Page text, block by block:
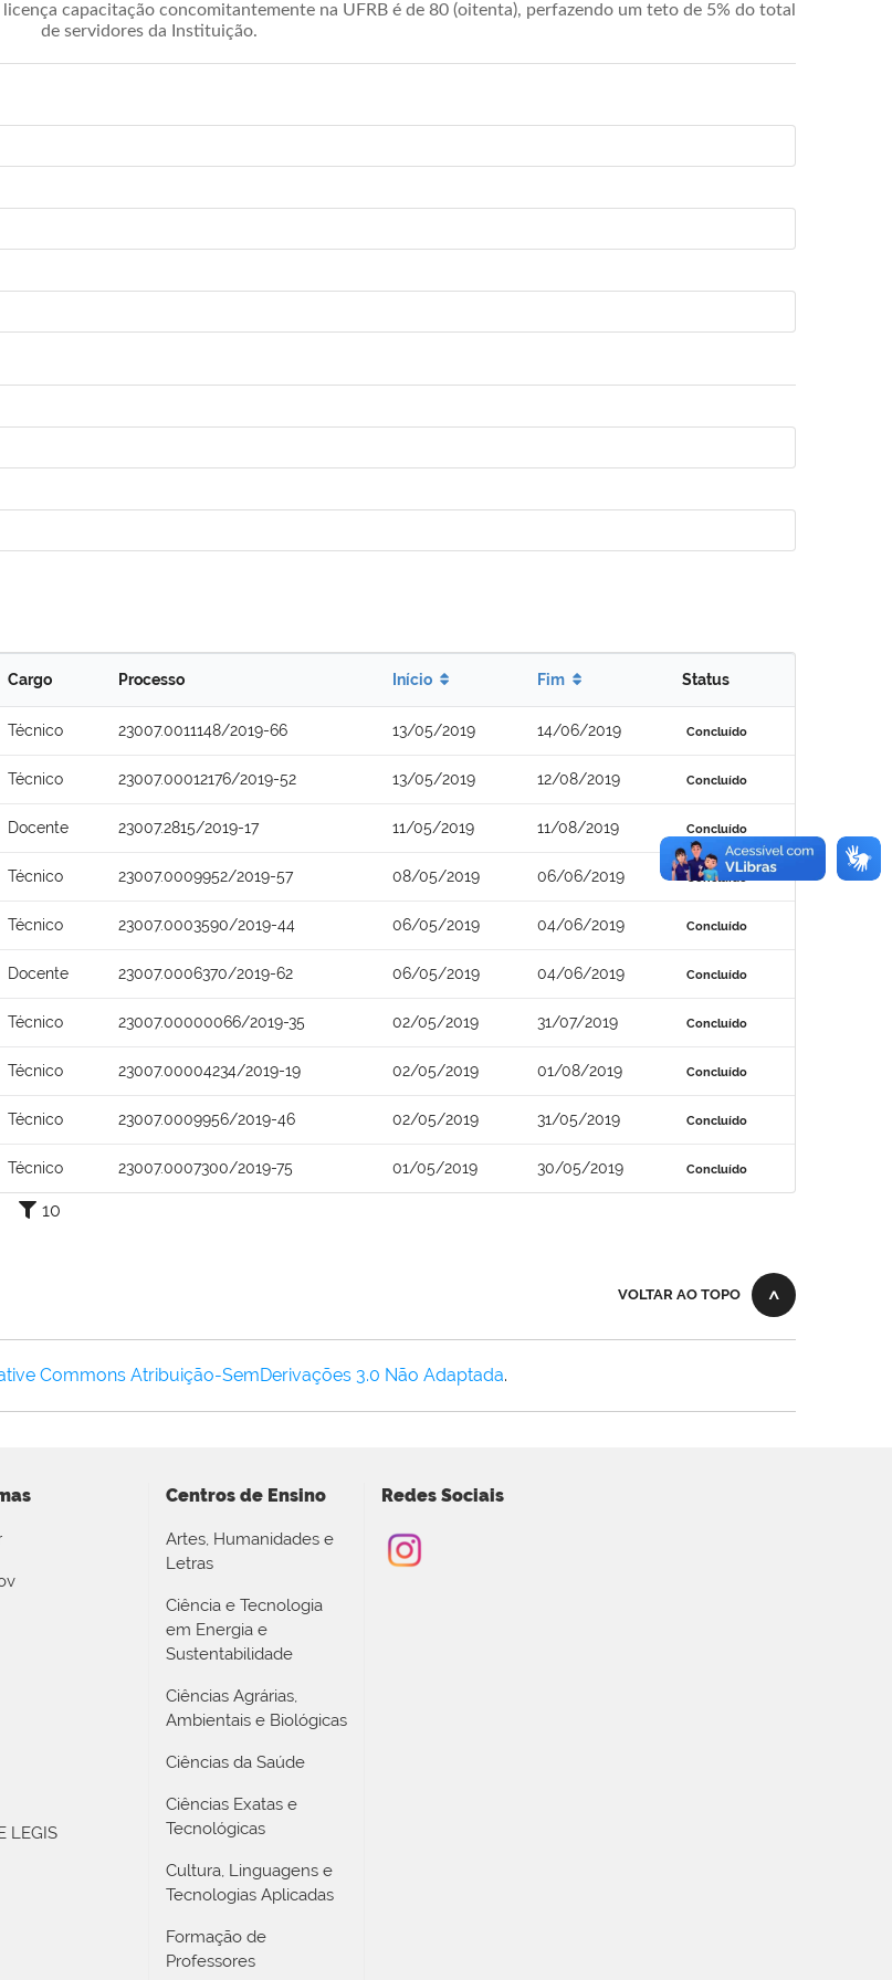
capacitação concomitantemente na UFRB é de 80 (oitenta), perfazendo um teto de 5% do total
de servidores da Instituição.
Cargo Processo Início Fim Status
Técnico 23007.0011148/2019-66 13/05/2019 14/06/2019 Concluído
Técnico 23007.00012176/2019-52 13/05/2019 12/08/2019 Concluído
Docente 23007.2815/2019-17 11/05/2019 11/08/2019 Concluído
Técnico 23007.0009952/2019-57 08/05/2019 06/06/2019 Concluído
Técnico 23007.0003590/2019-44 06/05/2019 04/06/2019 Concluído
Docente 23007.0006370/2019-62 06/05/2019 04/06/2019 Concluído
Técnico 23007.00000066/2019-35 02/05/2019 31/07/2019 Concluído
Técnico 23007.00004234/2019-19 02/05/2019 01/08/2019 Concluído
Técnico 23007.0009956/2019-46 02/05/2019 31/05/2019 Concluído
Técnico 23007.0007300/2019-75 01/05/2019 30/05/2019 Concluído
10
VOLTAR AO TOPO
Commons Atribuição-SemDerivações 3.0 Não Adaptada.
LEGIS
Centros de Ensino
Artes, Humanidades e
Letras
Ciência e Tecnologia
em Energia e
Sustentabilidade
Ciências Agrárias,
Ambientais e Biológicas
Ciências da Saúde
Ciências Exatas e
Tecnológicas
Cultura, Linguagens e
Tecnologias Aplicadas
Formação de
Professores
Redes Sociais